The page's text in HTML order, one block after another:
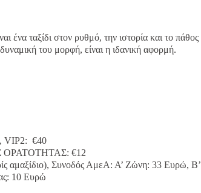
ένα ταξίδι στον ρυθμό, την ιστορία και το πάθος
του μορφή, είναι η ιδανική αφορμή.
€40
€12
αμαξίδιο), Συνοδός ΑμεΑ: Α’ Ζώνη: 33 Ευρώ, Β’
10 Ευρώ